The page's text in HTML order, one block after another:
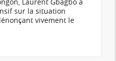
sur la situation
vivement le